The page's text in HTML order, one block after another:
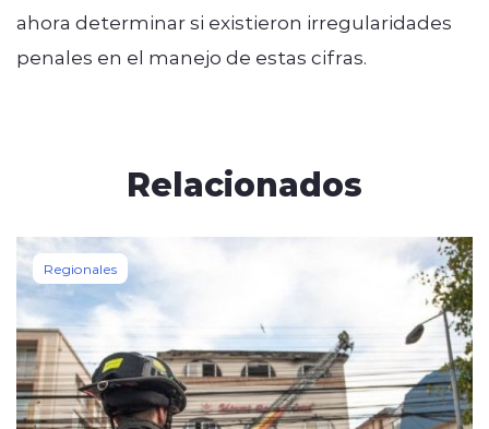
ahora determinar si existieron irregularidades
penales en el manejo de estas cifras.
Relacionados
Regionales